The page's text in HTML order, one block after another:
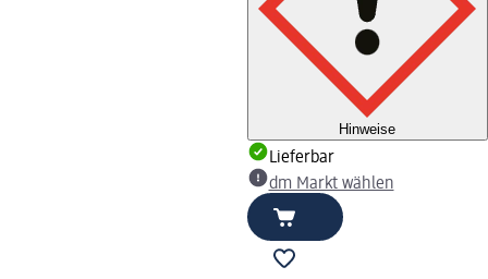
Hinweise
Lieferbar
dm Markt wählen